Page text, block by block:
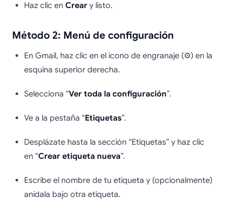
Haz clic en Crear y listo.
Método 2: Menú de configuración
En Gmail, haz clic en el icono de engranaje (⚙️) en la
esquina superior derecha.
Selecciona “Ver toda la configuración”.
Ve a la pestaña “Etiquetas”.
Desplázate hasta la sección “Etiquetas” y haz clic
en “Crear etiqueta nueva”.
Escribe el nombre de tu etiqueta y (opcionalmente)
anídala bajo otra etiqueta.